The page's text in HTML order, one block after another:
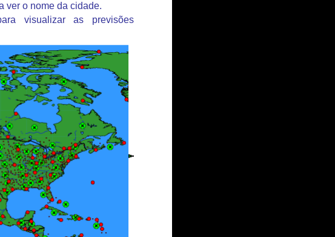
ver o nome da cidade.
visualizar as previsões